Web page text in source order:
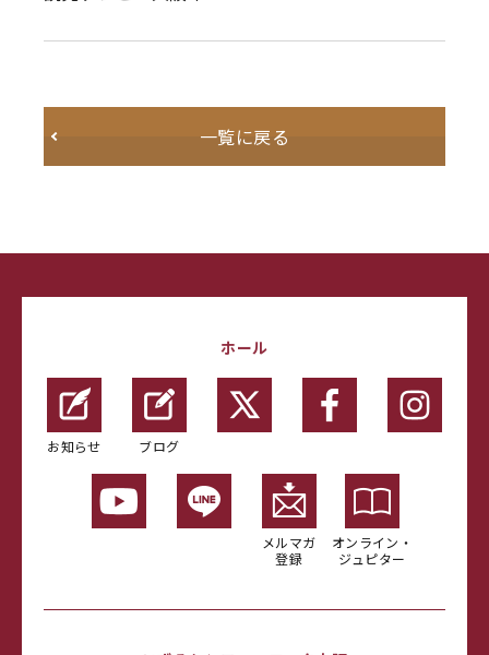
一覧に戻る
ホール
お知らせ ブログ
メルマガ
登録
オンライン・
ジュピター